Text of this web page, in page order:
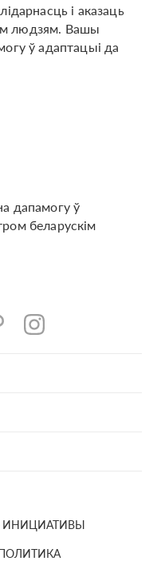
і аказаць
людзям. Вашы
ў адаптацыі да
дапамогу ў
беларускім
ИНИЦИАТИВЫ